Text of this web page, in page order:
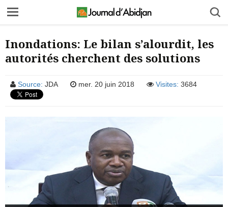
Inondations: Le bilan s’alourdit, les
autorités cherchent des solutions
Source: JDA mer. 20 juin 2018 Visites: 3684